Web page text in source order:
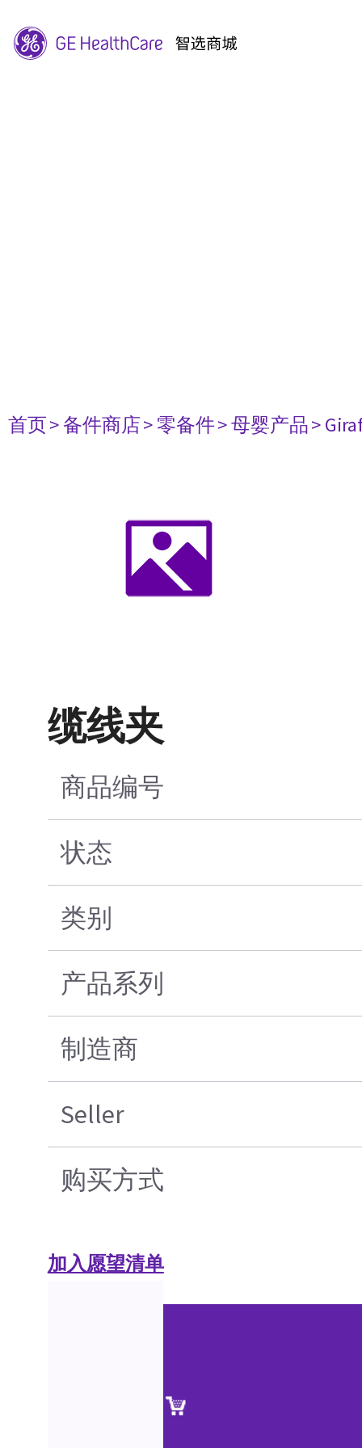
首页> 备件商店> 零备件> 母婴产品>
缆线夹
商品编号
状态
类别
产品系列
制造商
Seller
购买方式
加入愿望清单